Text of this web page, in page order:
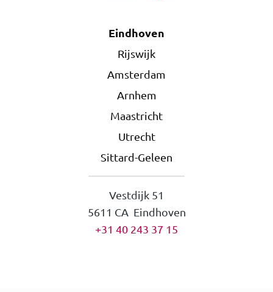
Eindhoven
Rijswijk
Amsterdam
Arnhem
Maastricht
Utrecht
Sittard-Geleen
Vestdijk 51
5611 CA Eindhoven
+31 40 243 37 15